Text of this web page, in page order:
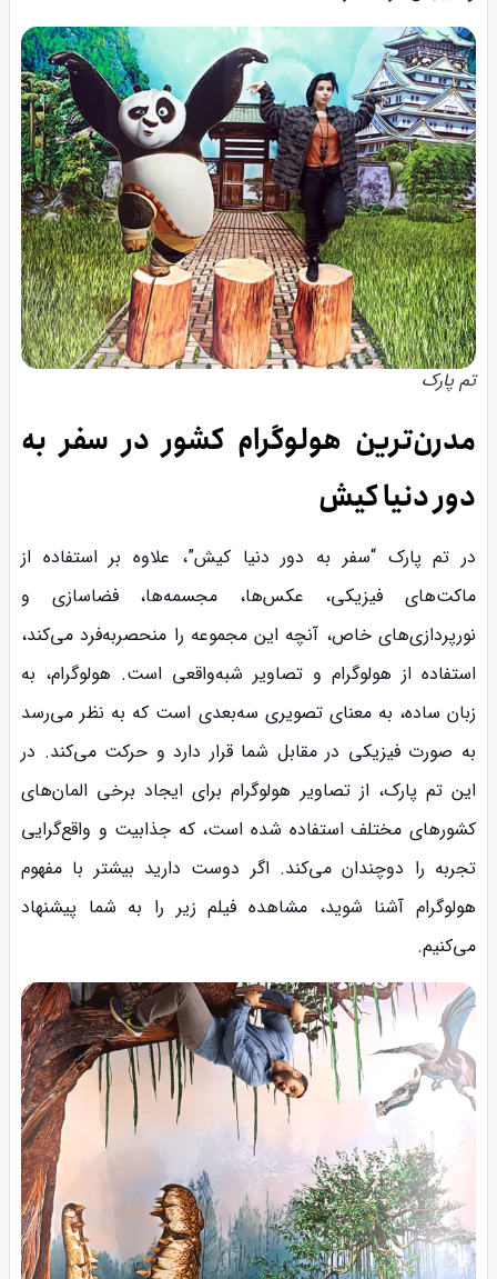
تم پارک
مدرن‌ترین هولوگرام کشور در سفر به
دور دنیا کیش
در تم پارک “سفر به دور دنیا کیش”، علاوه بر استفاده از
ماکت‌های فیزیکی، عکس‌ها، مجسمه‌ها، فضاسازی و
نورپردازی‌های خاص، آنچه این مجموعه را منحصربه‌فرد می‌کند،
استفاده از هولوگرام و تصاویر شبه‌واقعی است. هولوگرام، به
زبان ساده، به معنای تصویری سه‌بعدی است که به نظر می‌رسد
به صورت فیزیکی در مقابل شما قرار دارد و حرکت می‌کند. در
این تم پارک، از تصاویر هولوگرام برای ایجاد برخی المان‌های
کشورهای مختلف استفاده شده است، که جذابیت و واقع‌گرایی
تجربه را دوچندان می‌کند. اگر دوست دارید بیشتر با مفهوم
هولوگرام آشنا شوید، مشاهده فیلم زیر را به شما پیشنهاد
می‌کنیم.